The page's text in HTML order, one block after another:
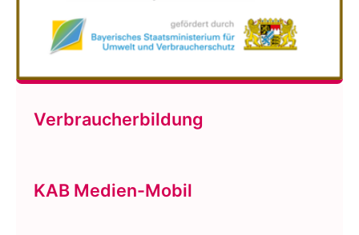
Verbraucherbildung
KAB Medien-Mobil